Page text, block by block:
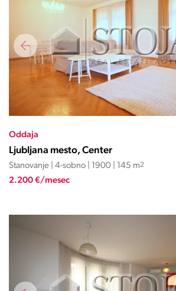
Oddaja
Ljubljana mesto, Center
Stanovanje | 4-sobno | 1900 | 145 m2
2.200 €/mesec